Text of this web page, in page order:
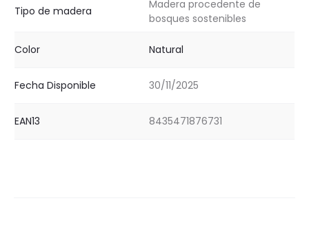
Tipo de madera
Madera procedente de
bosques sostenibles
Color Natural
Fecha Disponible 30/11/2025
EAN13 8435471876731